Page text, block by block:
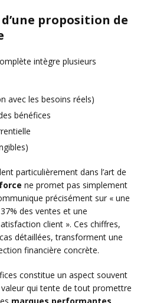
proposition de
intègre plusieurs
avec les besoins réels)
bénéfices
particulièrement dans l’art de
ne promet pas simplement
précisément sur « une
des ventes et une
client ». Ces chiffres,
détaillées, transforment une
financière concrète.
constitue un aspect souvent
qui tente de tout promettre